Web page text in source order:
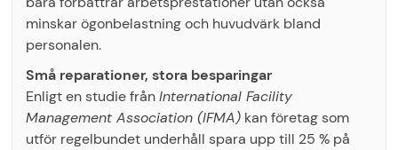
minskar ögonbelastning och huvudvärk bland
personalen.
Små reparationer, stora besparingar
Enligt en studie frånInternational Facility
Management Association (IFMA)kan företag som
utför regelbundet underhåll spara upp till 25 % på